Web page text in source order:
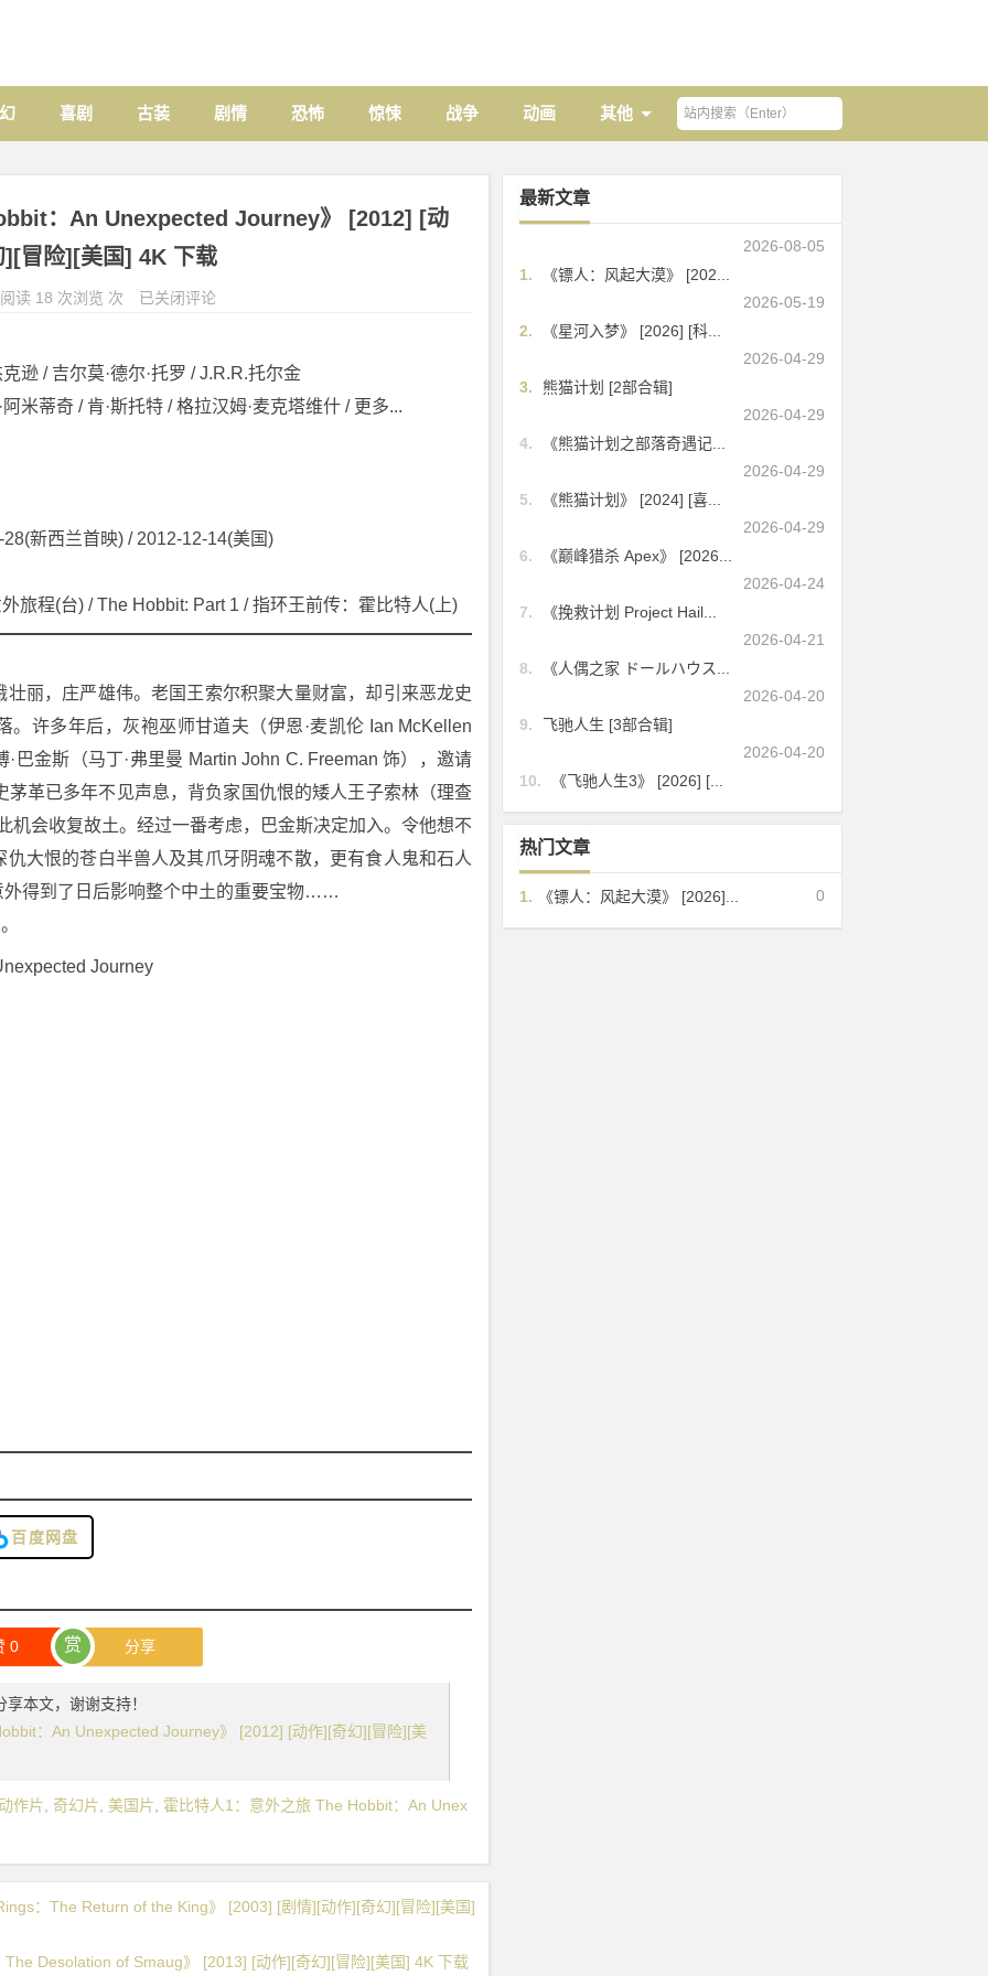
喜剧 古装 剧情 恐怖 惊悚 战争 动画 其他
：An Unexpected Journey》 [2012] [动
][冒险][美国] 4K 下载
阅读 18 次浏览 次 已关闭评论
逊 / 吉尔莫·德尔·托罗 / J.R.R.托尔金
米蒂奇 / 肯·斯托特 / 格拉汉姆·麦克塔维什 / 更多...
新西兰首映) / 2012-12-14(美国)
旅程(台) / The Hobbit: Part 1 / 指环王前传：霍比特人(上)
，庄严雄伟。老国王索尔积聚大量财富，却引来恶龙史
。许多年后，灰袍巫师甘道夫（伊恩·麦凯伦 Ian McKellen
金斯（马丁·弗里曼 Martin John C. Freeman 饰），邀请
革已多年不见声息，背负家国仇恨的矮人王子索林（理查
机会收复故土。经过一番考虑，巴金斯决定加入。令他想不
大恨的苍白半兽人及其爪牙阴魂不散，更有食人鬼和石人
外得到了日后影响整个中土的重要宝物……
百度网盘
0 赏 分享
本文，谢谢支持！
：An Unexpected Journey》 [2012] [动作][奇幻][冒险][美
作片 奇幻片 美国片
霍比特人1：意外之旅 The Hobbit：An Unex
：The Return of the King》 [2003] [剧情][动作][奇幻][冒险][美国]
The Desolation of Smaug》 [2013] [动作][奇幻][冒险][美国] 4K 下载
最新文章
2026-08-05
1.
《镖人：风起大漠》 [202...
2026-05-19
2.
《星河入梦》 [2026] [科...
2026-04-29
3.
熊猫计划 [2部合辑]
2026-04-29
4.
《熊猫计划之部落奇遇记...
2026-04-29
5.
《熊猫计划》 [2024] [喜...
2026-04-29
6.
《巅峰猎杀 Apex》 [2026...
2026-04-24
7.
《挽救计划 Project Hail...
2026-04-21
8.
《人偶之家 ドールハウス...
2026-04-20
9.
飞驰人生 [3部合辑]
2026-04-20
10.
《飞驰人生3》 [2026] [...
热门文章
0
1. 《镖人：风起大漠》 [2026]...